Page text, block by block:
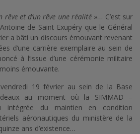
rêve et d’unrêve une réalité »… C’est sur
de Saint Exupéry que le Général
a bâti un discours émouvant revenant
d’une carrière exemplaire au sein de
à l’issue d’une cérémonie militaire
émouvante.
19 février au sein de la Base
au moment où la SIMMAD –
intégrée du maintien en condition
aéronautiques du ministère de la
ans d’existence…